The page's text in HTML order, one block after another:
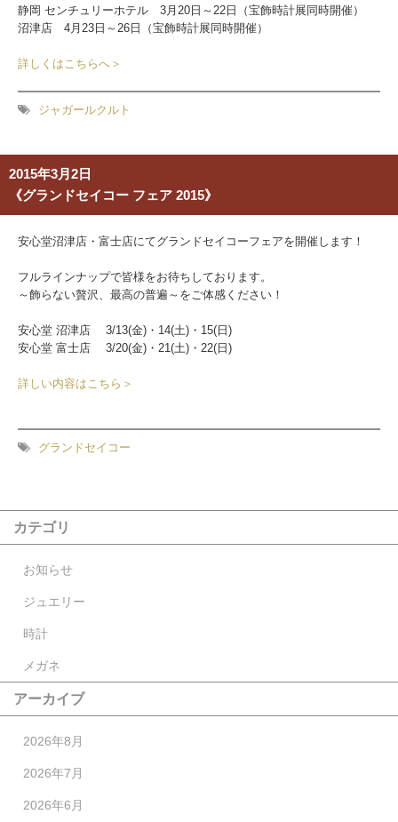
静岡 センチュリーホテル 3月20日～22日（宝飾時計展同時開催）
沼津店 4月23日～26日（宝飾時計展同時開催）
詳しくはこちらへ＞
ジャガールクルト
2015年3月2日
《グランドセイコー フェア 2015》
安心堂沼津店・富士店にてグランドセイコーフェアを開催します！
フルラインナップで皆様をお待ちしております。
～飾らない贅沢、最高の普遍～をご体感ください！
安心堂 沼津店 3/13(金)・14(土)・15(日)
安心堂 富士店 3/20(金)・21(土)・22(日)
詳しい内容はこちら＞
グランドセイコー
カテゴリ
お知らせ
ジュエリー
時計
メガネ
アーカイブ
2026年8月
2026年7月
2026年6月